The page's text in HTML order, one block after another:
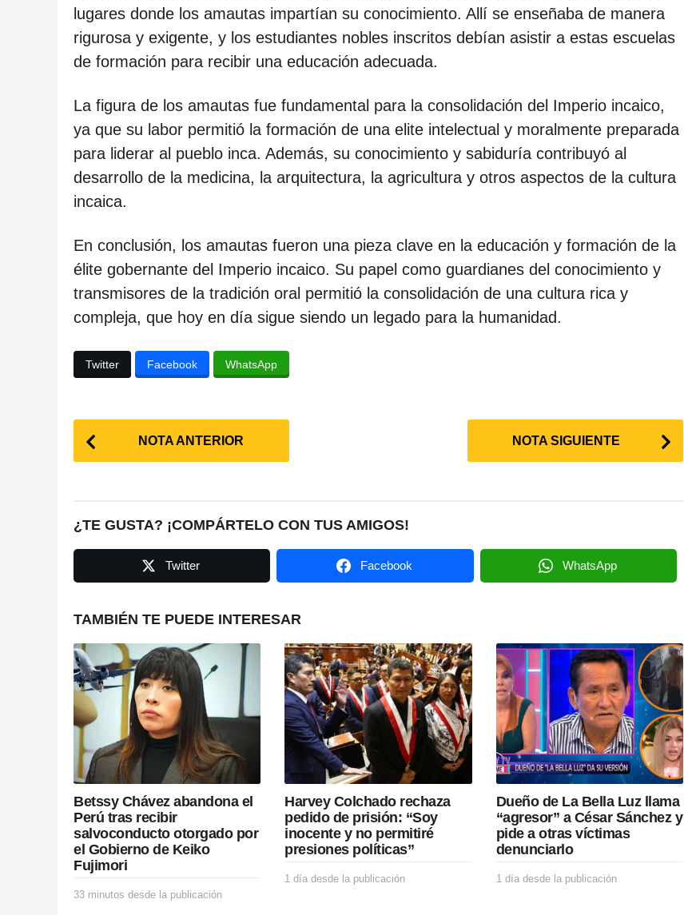
lugares donde los amautas impartían su conocimiento. Allí se enseñaba de manera
rigurosa y exigente, y los estudiantes nobles inscritos debían asistir a estas escuelas
de formación para recibir una educación adecuada.
La figura de los amautas fue fundamental para la consolidación del Imperio incaico,
ya que su labor permitió la formación de una elite intelectual y moralmente preparada
para liderar al pueblo inca. Además, su conocimiento y sabiduría contribuyó al
desarrollo de la medicina, la arquitectura, la agricultura y otros aspectos de la cultura
incaica.
En conclusión, los amautas fueron una pieza clave en la educación y formación de la
élite gobernante del Imperio incaico. Su papel como guardianes del conocimiento y
transmisores de la tradición oral permitió la consolidación de una cultura rica y
compleja, que hoy en día sigue siendo un legado para la humanidad.
Twitter Facebook WhatsApp
P
o
t
P
g
i
n
a
t
i
o
n
NOTA ANTERIOR NOTA SIGUIENTE
¿TE GUSTA? ¡COMPÁRTELO CON TUS AMIGOS!
Twitter Facebook WhatsApp
TAMBIÉN TE PUEDE INTERESAR
Betssy Chávez abandona el
Perú tras recibir
salvoconducto otorgado por
el Gobierno de Keiko
Fujimori
33 minutos desde la publicación
Harvey Colchado rechaza
pedido de prisión: “Soy
inocente y no permitiré
presiones políticas”
1 día desde la publicación
Dueño de La Bella Luz llama
“agresor” a César Sánchez y
pide a otras víctimas
denunciarlo
1 día desde la publicación1